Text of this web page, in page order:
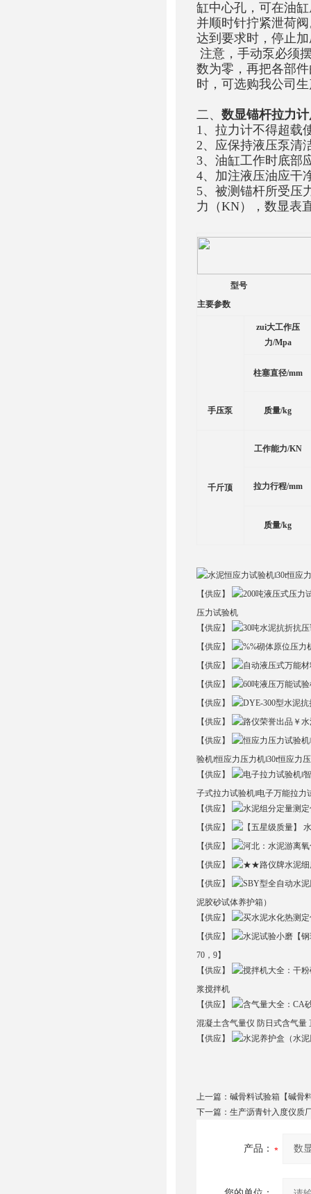
缸中心孔，可在油
并顺时针拧紧泄荷
达到要求时，停止
注意，手动泵必须
数为零，再把各部
时，可选购我公司
二、 数显锚杆拉力
1、拉力计不得超载
2、应保持液压泵清
3、油缸工作时底部
4、加注液压油应干
5、被测锚杆所受压
力（KN），数显表
型号
主要参数
手压泵
zui大工作压
力/Mpa
柱塞直径/mm
质量/kg
千斤顶
工作能力/KN
拉力行程/mm
质量/kg
【供应】
压力试验机
【供应】
【供应】
【供应】
【供应】
【供应】
【供应】
【供应】
验机‖恒应力压力机‖30t恒应力
【供应】
子式拉力试验机‖电子万能拉力
【供应】
【供应】
【供应】
【供应】
【供应】
泥胶砂试体养护箱）
【供应】
【供应】
70，9】
【供应】
浆搅拌机
【供应】
混凝土含气量仪 防日式含气量
【供应】
上一篇： 碱骨料试验箱【碱骨
下一篇： 生产沥青针入度仪质
产品：